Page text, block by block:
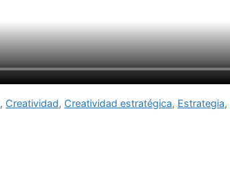
, Creatividad, Creatividad estratégica, Estrategia,